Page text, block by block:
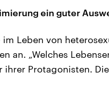
ein guter
Leben von
an. „Welches
Protagonisten.